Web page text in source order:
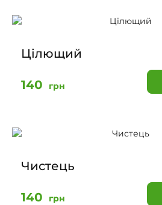
Цілющий
140 грн
Чистець
140 грн